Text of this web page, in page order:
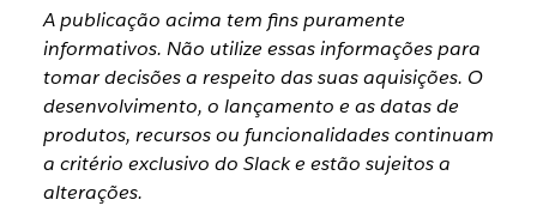
A publicação acima tem fins puramente
informativos. Não utilize essas informações para
tomar decisões a respeito das suas aquisições. O
desenvolvimento, o lançamento e as datas de
produtos, recursos ou funcionalidades continuam
a critério exclusivo do Slack e estão sujeitos a
alterações.